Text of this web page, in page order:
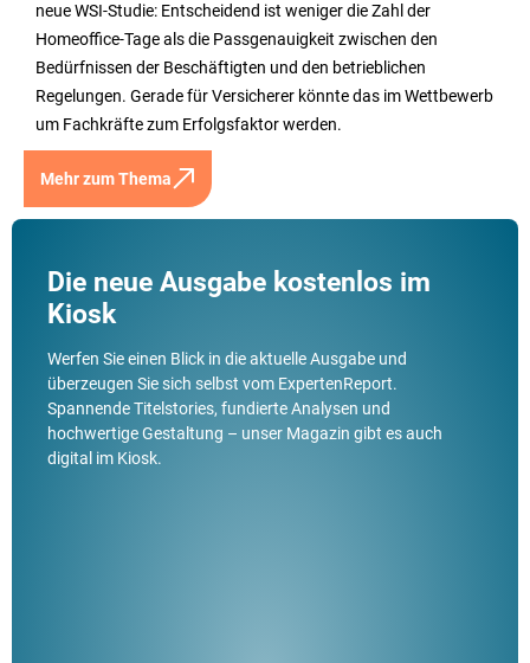
neue WSI-Studie: Entscheidend ist weniger die Zahl der
Homeoffice-Tage als die Passgenauigkeit zwischen den
Bedürfnissen der Beschäftigten und den betrieblichen
Regelungen. Gerade für Versicherer könnte das im Wettbewerb
um Fachkräfte zum Erfolgsfaktor werden.
Mehr zum Thema
Die neue Ausgabe kostenlos im
Kiosk
Werfen Sie einen Blick in die aktuelle Ausgabe und
überzeugen Sie sich selbst vom ExpertenReport.
Spannende Titelstories, fundierte Analysen und
hochwertige Gestaltung – unser Magazin gibt es auch
digital im Kiosk.